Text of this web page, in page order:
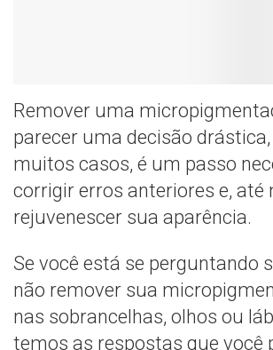
Remover uma
parecer uma decisão
muitos casos, é um passo
corrigir erros anteriores e, até
rejuvenescer sua aparência.
Se você está se perguntando
não remover sua
nas sobrancelhas, olhos ou
temos as respostas que você